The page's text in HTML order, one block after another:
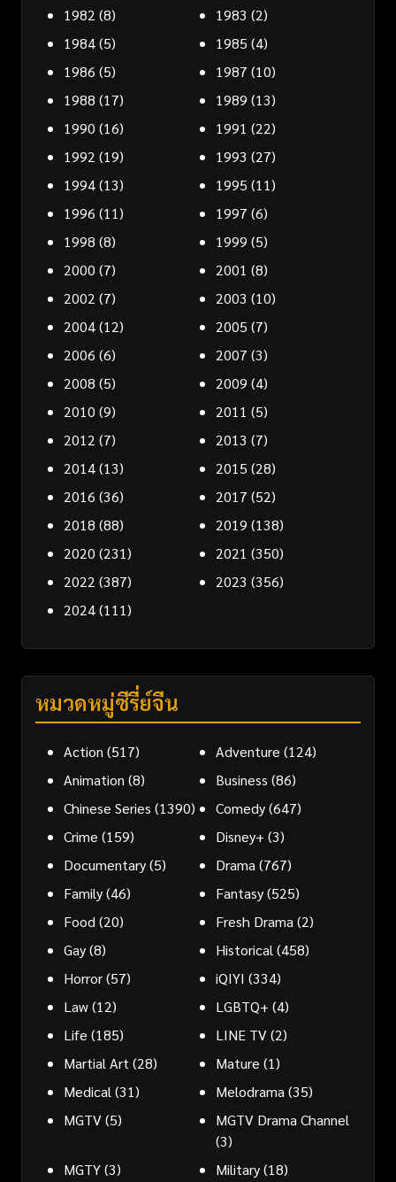
1982 (8) 1983 (2)
1984(5) 1985 (4)
1986 (5) 1987 (10)
1988 (17) 1989 (13)
1990 (16) 1991 (22)
1992 (19) 1993 (27)
1994(13) 1995 (11)
1996 (11) 1997 (6)
1998 (8) 1999 (5)
2000 (7) 2001 (8)
2002 (7) 2003 (10)
2004(12) 2005 (7)
2006 (6) 2007 (3)
2008 (5) 2009 (4)
2010 (9) 2011 (5)
2012 (7) 2013 (7)
2014(13) 2015 (28)
2016 (36) 2017 (52)
2018 (88) 2019 (138)
2020 (231) 2021 (350)
2022 (387) 2023 (356)
2024(111)
หมวดหมู่ซีรี่ย์จีน
Action (517) Adventure (124)
Animation (8) Business (86)
Chinese Series (1390) Comedy(647)
Crime (159) Disney+ (3)
Documentary(5) Drama (767)
Family(46) Fantasy(525)
Food (20) Fresh Drama (2)
Gay(8) Historical (458)
Horror(57) iQIYI (334)
Law(12) LGBTQ+ (4)
Life (185) LINE TV(2)
Martial Art (28) Mature (1)
Medical (31) Melodrama (35)
MGTV(5)
MGTV Drama Channel
(3)
MGTY(3) Military(18)